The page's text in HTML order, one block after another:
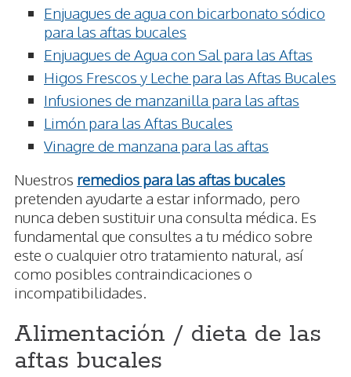
Enjuagues de agua con bicarbonato sódico
para las aftas bucales
Enjuagues de Agua con Sal para las Aftas
Higos Frescos y Leche para las Aftas Bucales
Infusiones de manzanilla para las aftas
Limón para las Aftas Bucales
Vinagre de manzana para las aftas
Nuestros remedios para las aftas bucales
pretenden ayudarte a estar informado, pero
nunca deben sustituir una consulta médica. Es
fundamental que consultes a tu médico sobre
este o cualquier otro tratamiento natural, así
como posibles contraindicaciones o
incompatibilidades.
Alimentación / dieta de las
aftas bucales